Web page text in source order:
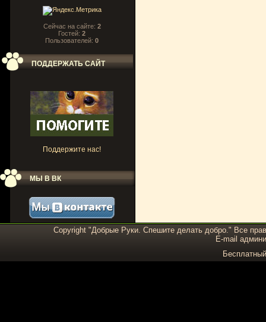
Сейчас на сайте: 2
Гостей: 2
Пользователей: 0
ПОДДЕРЖАТЬ САЙТ
Поддержите нас!
МЫ В ВК
Copyright "Добрые Руки. Спешите делать добро." Все
E-mail